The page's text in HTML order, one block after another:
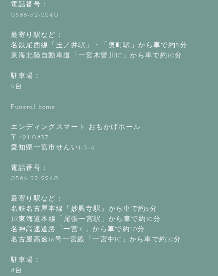
電話番号：
0586-52-2240
最寄り駅など：
名鉄尾西線「玉ノ井駅」・「奥町駅」から車で約5分
東海北陸自動車道「一宮木曽川IC」から車で約10分
駐車場：
6台
Funeral home
エンディングスマート おもかげホール
〒491-0837
愛知県一宮市せんい1-3-4
電話番号：
0586-52-2240
最寄り駅など：
名鉄名古屋本線「妙興寺駅」から車で約5分
JR東海道本線「尾張一宮駅」から車で約10分
名神高速道路「一宮IC」から車で約10分
名古屋高速16号一宮線「一宮中IC」から車で約10分
駐車場：
8台